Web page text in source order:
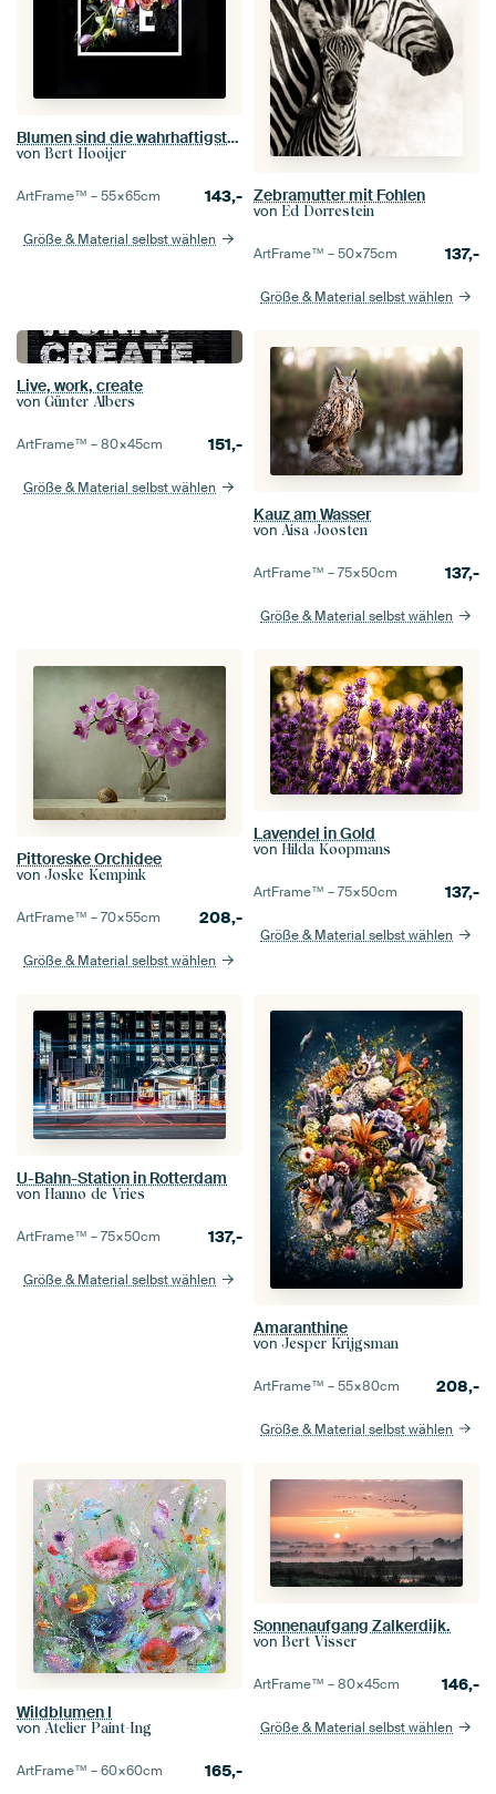
Blumen sind die wahrhaftigste Sprache der Liebe
von Bert Hooijer
ArtFrame™ –55×65cm 143,-
Größe & Material selbst wählen
Zebramutter mit Fohlen
von Ed Dorrestein
ArtFrame™ –50×75cm 137,-
Größe & Material selbst wählen
Live, work, create
von Günter Albers
ArtFrame™ –80×45cm 151,-
Größe & Material selbst wählen
Kauz am Wasser
von Aisa Joosten
ArtFrame™ –75×50cm 137,-
Größe & Material selbst wählen
Pittoreske Orchidee
von Joske Kempink
ArtFrame™ –70×55cm 208,-
Größe & Material selbst wählen
Lavendel in Gold
von Hilda Koopmans
ArtFrame™ –75×50cm 137,-
Größe & Material selbst wählen
U-Bahn-Station in Rotterdam
von Hanno de Vries
ArtFrame™ –75×50cm 137,-
Größe & Material selbst wählen
Amaranthine
von Jesper Krijgsman
ArtFrame™ –55×80cm 208,-
Größe & Material selbst wählen
Wildblumen I
von Atelier Paint-Ing
ArtFrame™ –60×60cm 165,-
Sonnenaufgang Zalkerdijk.
von Bert Visser
ArtFrame™ –80×45cm 146,-
Größe & Material selbst wählen